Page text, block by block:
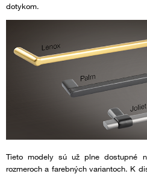
dotykom.
Tieto modely sú už plne dostupné
rozmeroch a farebných variantoch. K